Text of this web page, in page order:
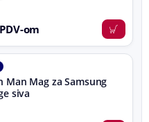
om
Man Mag za Samsung
siva